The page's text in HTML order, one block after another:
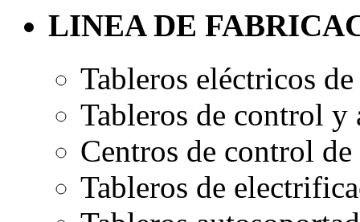
LINEA DE
Tableros eléctricos
Tableros de control y
Centros de control
Tableros de